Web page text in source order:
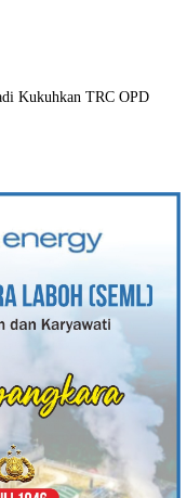
Kukuhkan TRC OPD